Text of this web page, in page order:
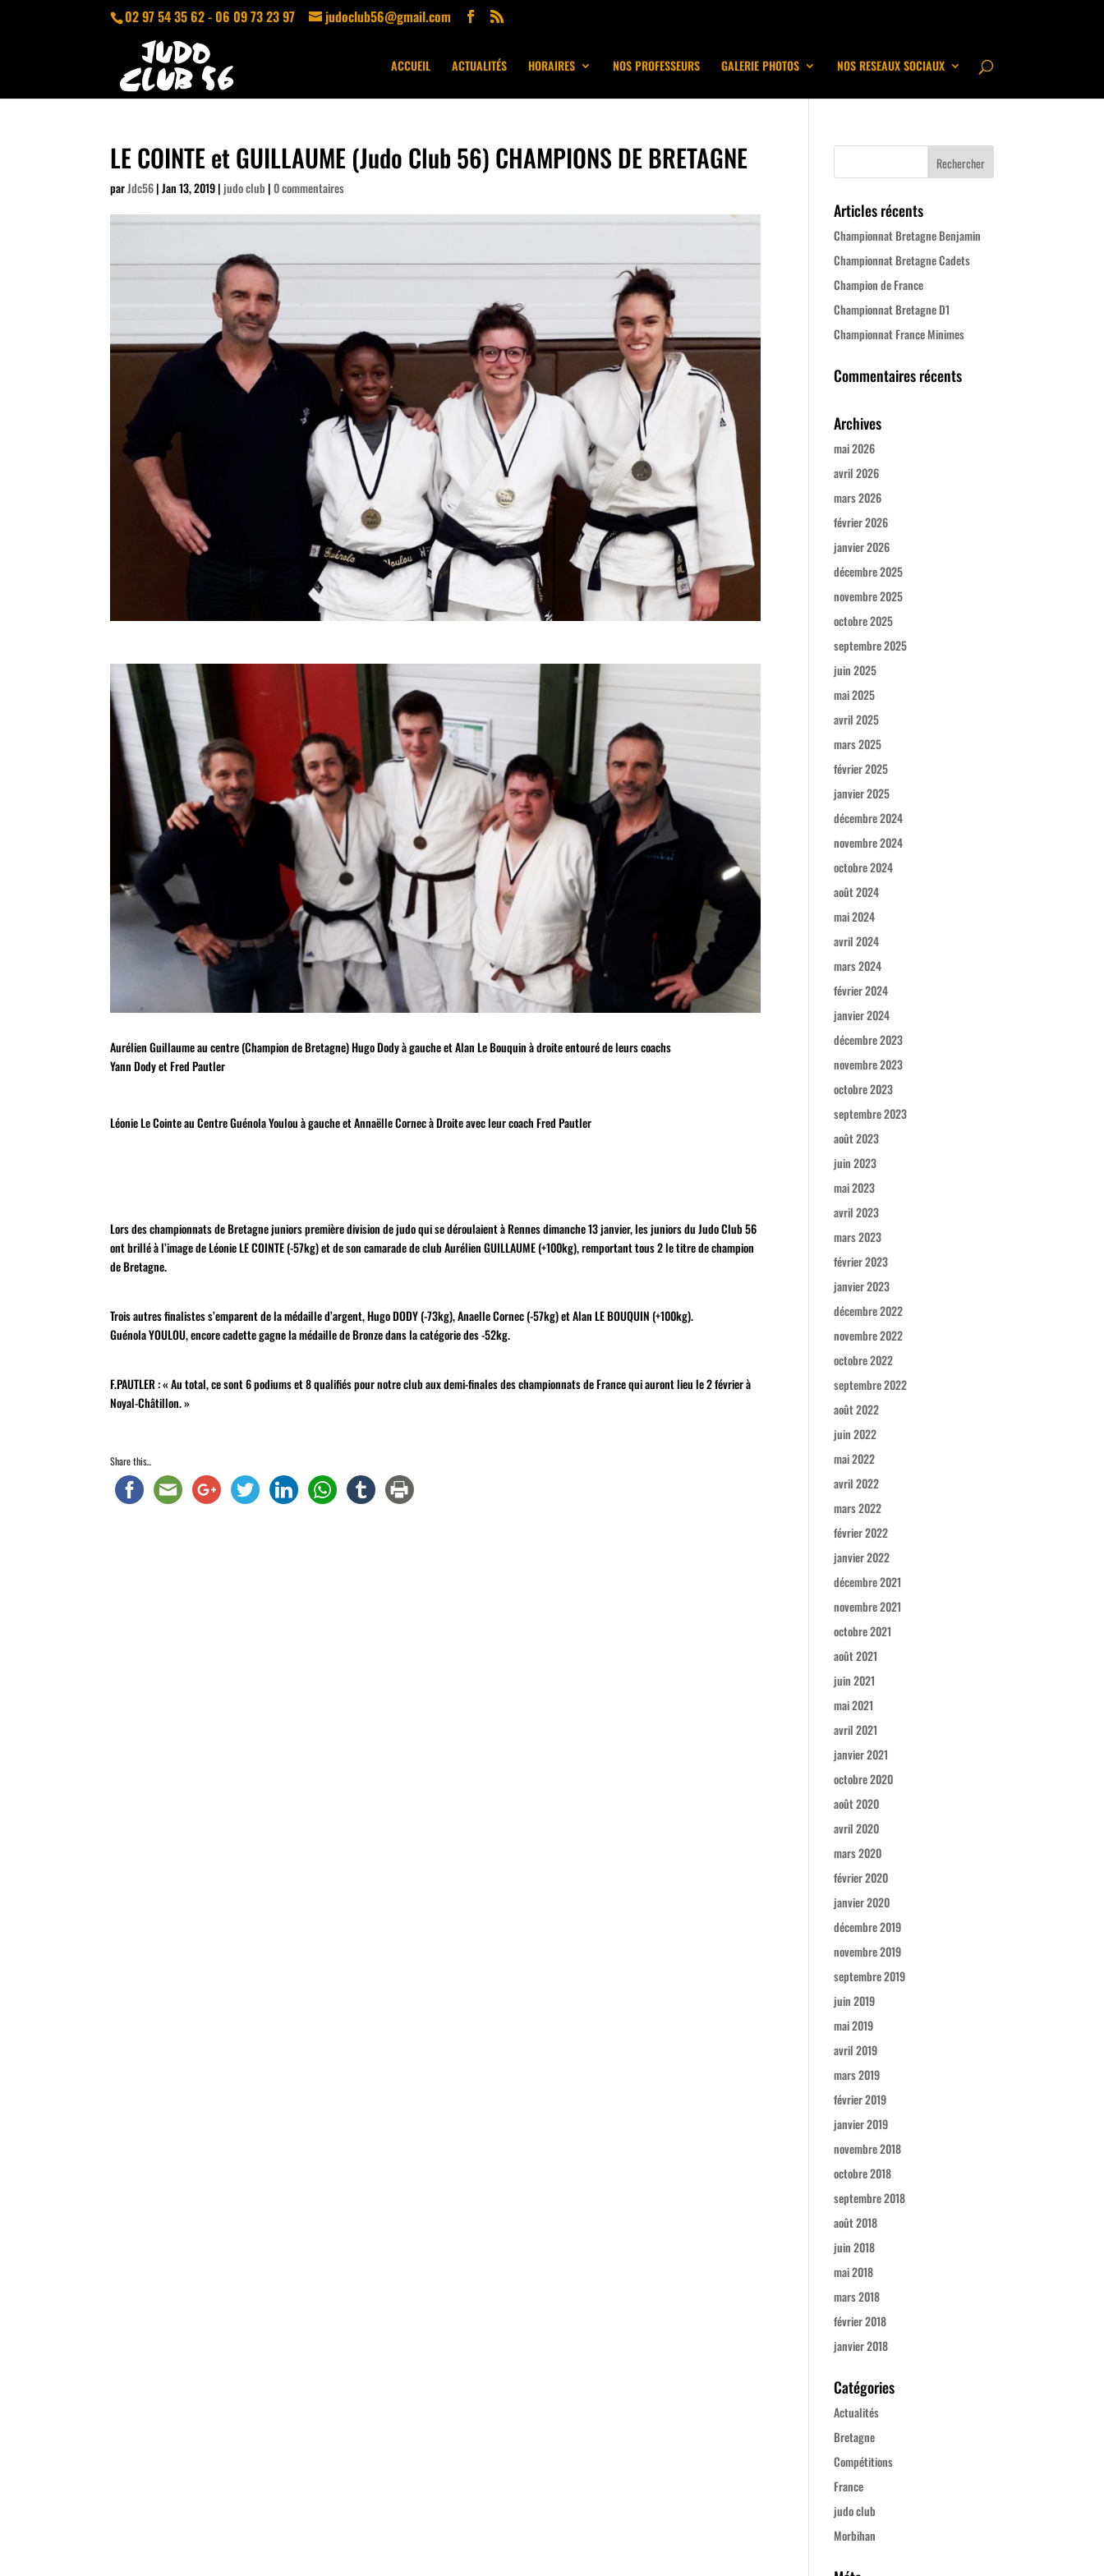
02 97 54 35 62 - 06 09 73 23 97 judoclub56@gmail.com
ACCUEIL ACTUALITÉS HORAIRES NOS PROFESSEURS GALERIE PHOTOS NOS RESEAUX SOCIAUX
LE COINTE et GUILLAUME (Judo Club 56) CHAMPIONS DE BRETAGNE
parJdc56|Jan 13, 2019| judo club |0 commentaires
Aurélien Guillaume au centre (Champion de Bretagne) Hugo Dody à gauche et Alan Le Bouquin à droite entouré de leurs coachs
Yann Dody et Fred Pautler
Léonie Le Cointe au Centre Guénola Youlou à gauche et Annaëlle Cornec à Droite avec leur coach Fred Pautler
Lors des championnats de Bretagne juniors première division de judo qui se déroulaient à Rennes dimanche 13 janvier, les juniors du Judo Club 56
ont brillé à l’image de Léonie LE COINTE (-57kg) et de son camarade de club Aurélien GUILLAUME (+100kg), remportant tous 2 le titre de champion
de Bretagne.
Trois autres finalistes s’emparent de la médaille d’argent, Hugo DODY (-73kg), Anaelle Cornec (-57kg) et Alan LE BOUQUIN (+100kg).
Guénola YOULOU, encore cadette gagne la médaille de Bronze dans la catégorie des -52kg.
F.PAUTLER : « Au total, ce sont 6 podiums et 8 qualifiés pour notre club aux demi-finales des championnats de France qui auront lieu le 2 février à
Noyal-Châtillon. »
Share this...
Articles récents
Championnat Bretagne Benjamin
Championnat Bretagne Cadets
Champion de France
Championnat Bretagne D1
Championnat France Minimes
Commentaires récents
Archives
mai 2026
avril 2026
mars 2026
février 2026
janvier 2026
décembre 2025
novembre 2025
octobre 2025
septembre 2025
juin 2025
mai 2025
avril 2025
mars 2025
février 2025
janvier 2025
décembre 2024
novembre 2024
octobre 2024
août 2024
mai 2024
avril 2024
mars 2024
février 2024
janvier 2024
décembre 2023
novembre 2023
octobre 2023
septembre 2023
août 2023
juin 2023
mai 2023
avril 2023
mars 2023
février 2023
janvier 2023
décembre 2022
novembre 2022
octobre 2022
septembre 2022
août 2022
juin 2022
mai 2022
avril 2022
mars 2022
février 2022
janvier 2022
décembre 2021
novembre 2021
octobre 2021
août 2021
juin 2021
mai 2021
avril 2021
janvier 2021
octobre 2020
août 2020
avril 2020
mars 2020
février 2020
janvier 2020
décembre 2019
novembre 2019
septembre 2019
juin 2019
mai 2019
avril 2019
mars 2019
février 2019
janvier 2019
novembre 2018
octobre 2018
septembre 2018
août 2018
juin 2018
mai 2018
mars 2018
février 2018
janvier 2018
Catégories
Actualités
Bretagne
Compétitions
France
judo club
Morbihan